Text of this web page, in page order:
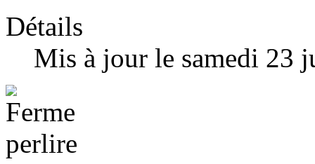
Détails
Mis à jour le samedi 23